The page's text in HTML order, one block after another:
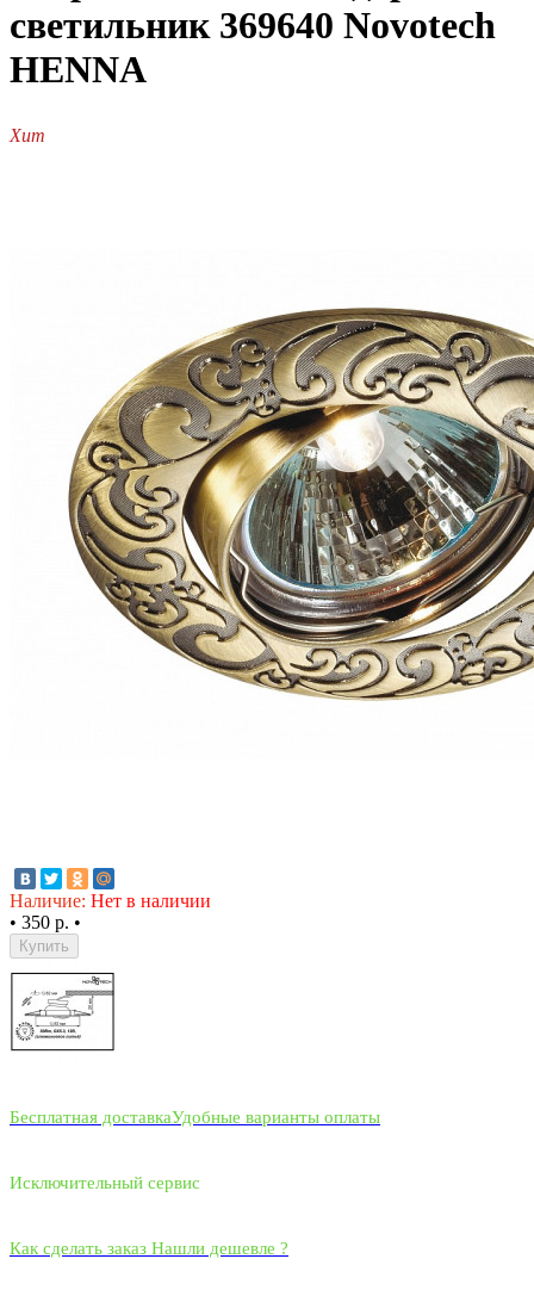
светильник 369640 Novotech
HENNA
Хит
Наличие: Нет в наличии
• 350 р. •
Купить
Бесплатная доставкаУдобные варианты оплаты
Исключительный сервис
Как сделать заказ Нашли дешевле ?